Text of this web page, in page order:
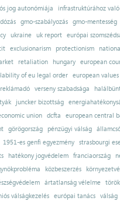
jog autonómiája
infrastruktúrához
gmo-szabályozás gmo-mentesség
ukraine uk report
európai
exclusionarism protectionism
retaliation hungary
european
of eu legal order
european values
reklámadó verseny szabadsága
juncker bizottság
union dcfta
european central
görögország pénzügyi válság
1951-es genfi egyezmény
strasbourgi
hatékony jogvédelem franciaország
közbeszerzés
ártatlanság vélelme
válságkezelés európai tanács válság